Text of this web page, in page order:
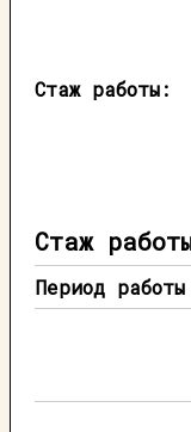
Стаж работы:
Стаж
Период работы